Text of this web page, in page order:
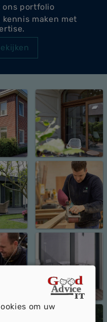
ons portfolio
maken met
om uw